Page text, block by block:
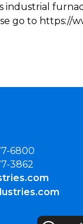
go to https://
6800
3862